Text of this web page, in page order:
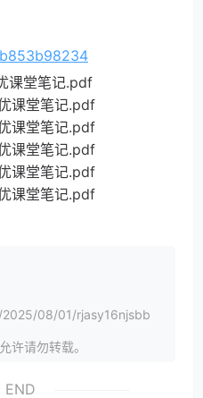
课堂笔记.pdf
课堂笔记.pdf
课堂笔记.pdf
课堂笔记.pdf
课堂笔记.pdf
课堂笔记.pdf
08/01/rjasy16njsbb
许请勿转载。
END